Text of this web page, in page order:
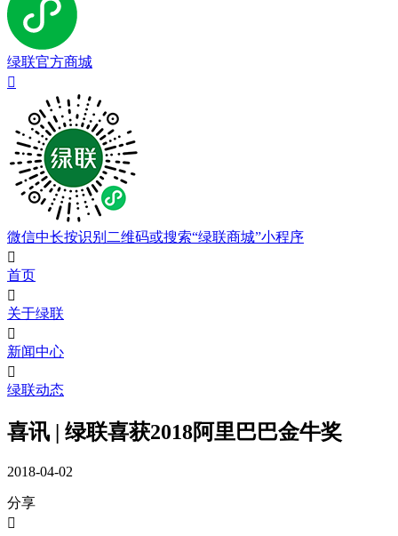
绿联官方商城

微信中长按识别二维码或搜索“绿联商城”小程序

首页

关于绿联

新闻中心

绿联动态
喜讯 | 绿联喜获2018阿里巴巴金牛奖
2018-04-02
分享
